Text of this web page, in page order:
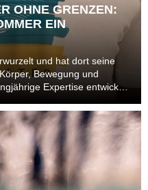
OHNE GRENZEN:
EIN
und hat dort seine
Bewegung und
Expertise entwickelt
un...